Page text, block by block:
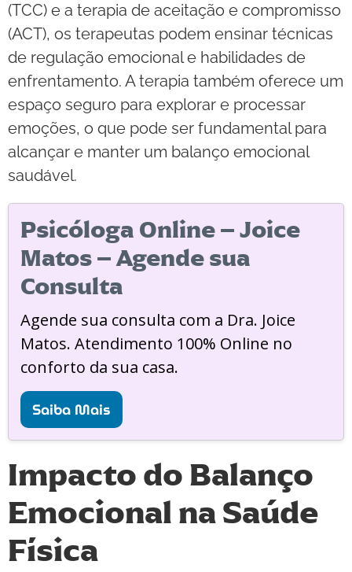
(TCC) e a terapia de aceitação e compromisso
(ACT), os terapeutas podem ensinar técnicas
de regulação emocional e habilidades de
enfrentamento. A terapia também oferece um
espaço seguro para explorar e processar
emoções, o que pode ser fundamental para
alcançar e manter um balanço emocional
saudável.
Psicóloga Online – Joice
Matos – Agende sua
Consulta
Agende sua consulta com a Dra. Joice
Matos. Atendimento 100% Online no
conforto da sua casa.
Saiba Mais
Impacto do Balanço
Emocional na Saúde
Física